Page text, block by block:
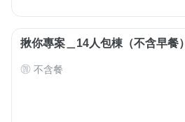
揪你專案＿14人包棟（不含早餐）
不含餐